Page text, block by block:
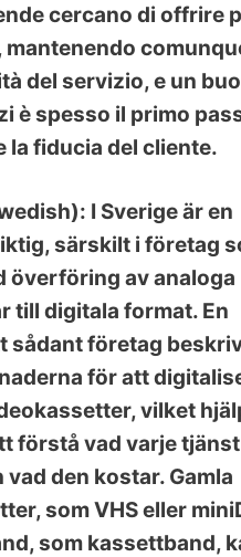
cercano di offrire
del servizio, e un
è spesso il primo
la fiducia del cliente.
I Sverige är en
särskilt i företag
överföring av analoga
till digitala format. En
sådant företag
för att
vilket
förstå vad varje tjänst
den kostar. Gamla
som VHS eller
som kassettband,